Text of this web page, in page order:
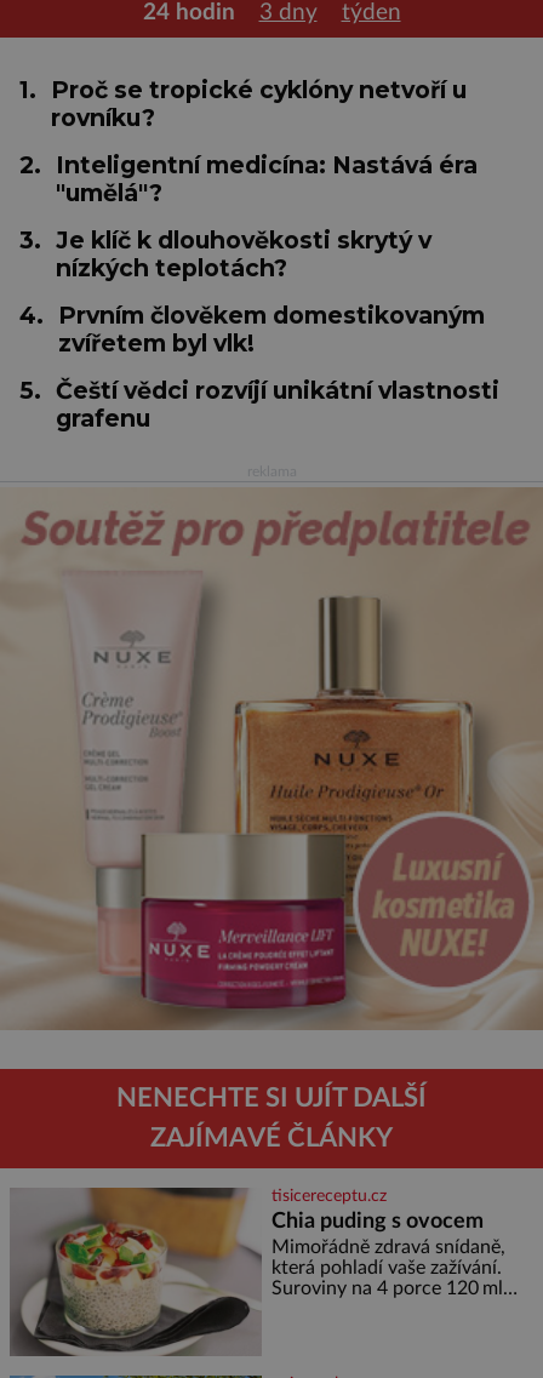
24 hodin 3 dny týden
1.
Proč se tropické cyklóny netvoří u
rovníku?
2.
Inteligentní medicína: Nastává éra
"umělá"?
3. Je klíč k dlouhověkosti skrytý v
nízkých teplotách?
4.
Prvním člověkem domestikovaným
zvířetem byl vlk!
5. Čeští vědci rozvíjí unikátní vlastnosti
grafenu
NENECHTE SI UJÍT DALŠÍ
ZAJÍMAVÉ ČLÁNKY
tisicereceptu.cz
Chia puding s ovocem
Mimořádně zdravá snídaně,
která pohladí vaše zažívání.
Suroviny na 4 porce 120 ml
nasypeme chia semí